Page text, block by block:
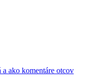
ako komentáre otcov